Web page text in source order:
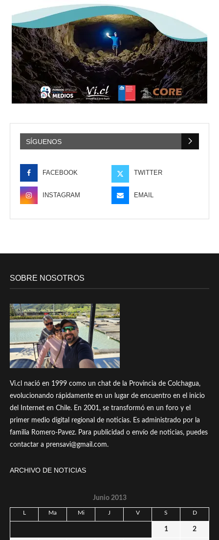
SÍGUENOS
FACEBOOK TWITTER
INSTAGRAM EMAIL
SOBRE NOSOTROS
Vi.cl nació en 1999 como un chat de la Provincia de Colchagua,
evolucionando rápidamente en un lugar de encuentro en el inicio
del Internet en Chile. En 2001, se transformó en un foro y el
primer medio digital regional de noticias. Es administrado por la
familia Romero-Pavez. Para publicidad o envío de noticias, puedes
contactar a prensavi@gmail.com.
ARCHIVO DE NOTICIAS
Junio 2013
L Ma Mi J V S D
1 2